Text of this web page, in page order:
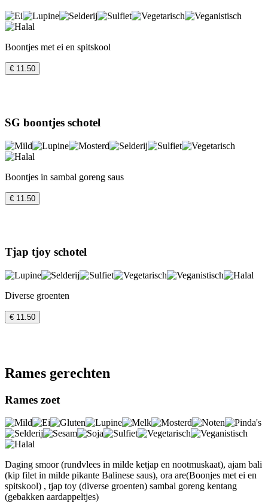
Boontjes met ei en spitskool
€ 11.50
SG boontjes schotel
Boontjes in sambal goreng saus
€ 11.50
Tjap tjoy schotel
Diverse groenten
€ 11.50
Rames gerechten
Rames zoet
Daging smoor (rundvlees in milde ketjap en nootmuskaat), ajam bali
(kip filet in milde pikante Balinese saus), ora are(Boonjes met ei en
spitskool) , tjap toy (diverse groenten) sambal goreng kentang
(gebakken aardappeltjes)